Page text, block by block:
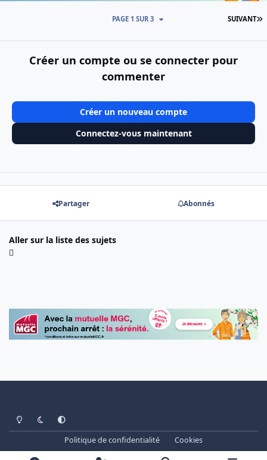
SUIVANT
PAGE 1 SUR 3
Créer un compte ou se connecter pour
commenter
Créer un nouveau compte
Connectez-vous maintenant
Partager Abonnés
Aller sur la liste des sujets
Light ModeDark ModeSystem Preference
Politique de confidentialité
Cookies
www.cheminots.net - Forum Libre depuis 2003